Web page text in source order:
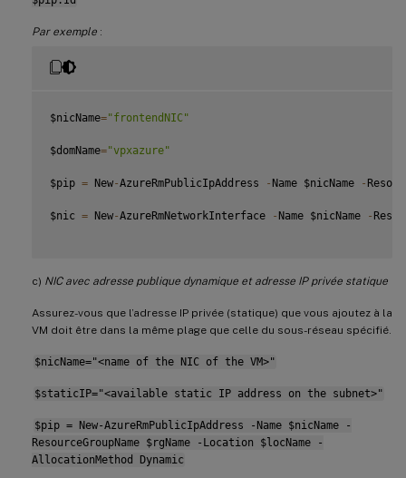
Par exemple :
$nicName="frontendNIC"
$domName="vpxazure"
$pip = New-AzureRmPublicIpAddress - Name $nicName -
$nic = New-AzureRmNetworkInterface - Name $nicName -
c) NIC avec adresse publique dynamique et adresse IP privée statique
Assurez-vous que l’adresse IP privée (statique) que vous ajoutez à la
VM doit être dans la même plage que celle du sous-réseau spécifié.
$nicName="<name of the NIC of the VM>"
$staticIP="<available static IP address on the subnet>"
$pip = New-AzureRmPublicIpAddress -Name $nicName -
ResourceGroupName $rgName -Location $locName -
AllocationMethod Dynamic